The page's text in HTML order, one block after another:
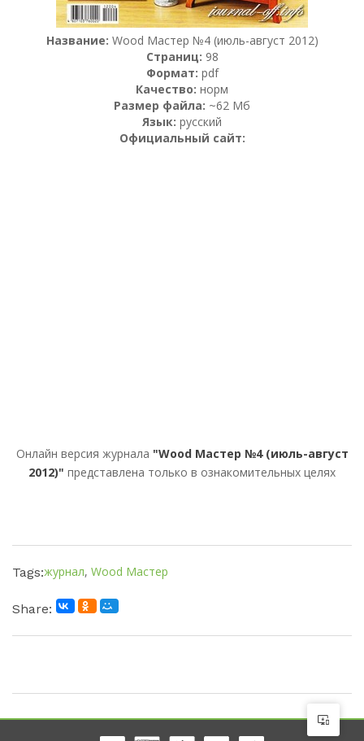
Название: Wood Мастер №4 (июль-август 2012)
Страниц: 98
Формат: pdf
Качество: норм
Размер файла: ~62 Мб
Язык: русский
Официальный сайт:
Онлайн версия журнала "Wood Мастер №4 (июль-август
2012)" представлена только в ознакомительных целях
Tags:журнал, Wood Мастер
Share: